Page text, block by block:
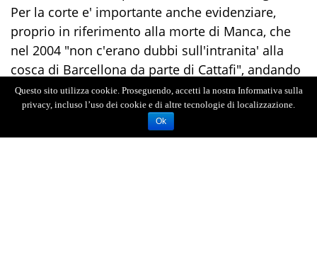
Per la corte e' importante anche evidenziare,
proprio in riferimento alla morte di Manca, che
nel 2004 "non c'erano dubbi sull'intranita' alla
cosca di Barcellona da parte di Cattafi", andando
ben oltre il periodo storico (1993-2000) oggetto di
contestazione processuale.
Nei 6 anni di reclusione inflitti dai giudici di
Questo sito utilizza cookie. Proseguendo, accetti la nostra Informativa sulla
privacy, incluso l’uso dei cookie e di altre tecnologie di localizzazione.
Ok